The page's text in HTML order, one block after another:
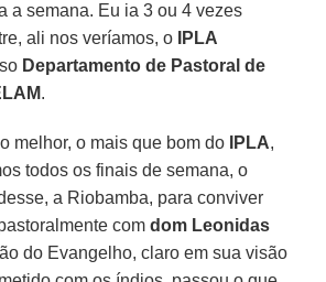
a semana. Eu ia 3 ou 4 vezes
ali nos veríamos, o
IPLA
Departamento de Pastoral de
.
melhor, o mais que bom do IPLA,
todos os finais de semana, o
a Riobamba, para conviver
comdom Leonidas
do Evangelho, claro em sua visão